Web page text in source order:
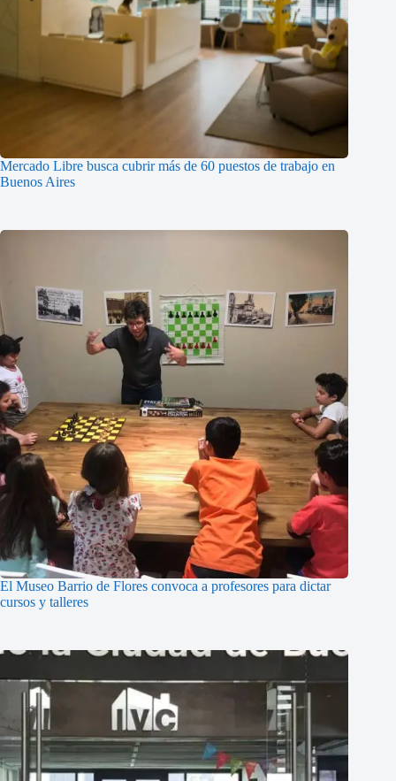
Mercado Libre busca cubrir más de 60 puestos de trabajo en
Buenos Aires
El Museo Barrio de Flores convoca a profesores para dictar
cursos y talleres